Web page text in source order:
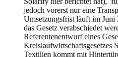
jedoch vorerst nur eine
Umsetzungsfrist läuft im Juni
das Gesetz verabschiedet
Referentenentwurf eines
Kreislaufwirtschaftsgesetzes
Textilien kommt mit